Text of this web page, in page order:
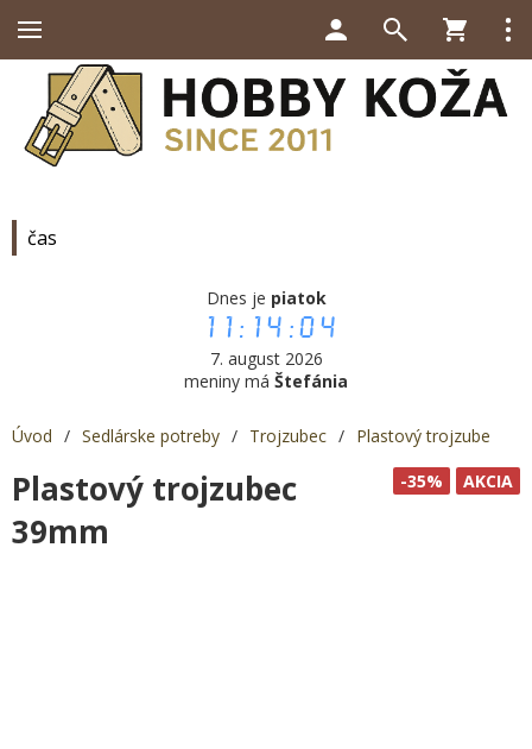
čas
Dnes je piatok
11:14:05
7. august 2026
meniny má Štefánia
Úvod / Sedlárske potreby / Trojzubec / Plastový trojzube
AKCIA
-35%
Plastový trojzubec
39mm